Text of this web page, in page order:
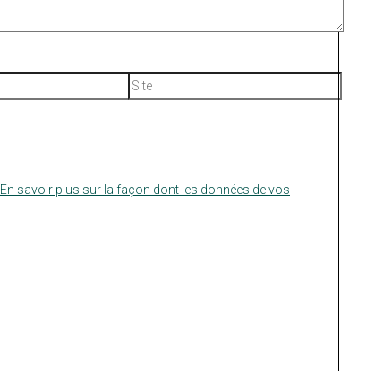
Site
En savoir plus sur la façon dont les données de vos